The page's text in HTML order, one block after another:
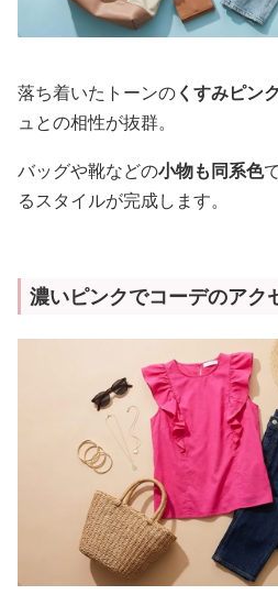
落ち着いたトーンのくすみピンク
ュとの相性が抜群。
バッグや靴などの小物も同系色
るスタイルが完成します。
濃いピンクでコーデのアク